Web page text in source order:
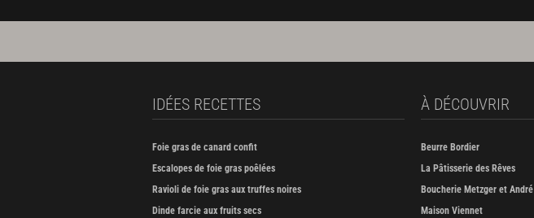
IDÉES RECETTES
Foie gras de canard confit
Escalopes de foie gras poêlées
Ravioli de foie gras aux truffes noires
Dinde farcie aux fruits secs
À DÉCOUVRIR
Beurre Bordier
La Pâtisserie des Rêves
Boucherie Metzger et André
Maison Viennet